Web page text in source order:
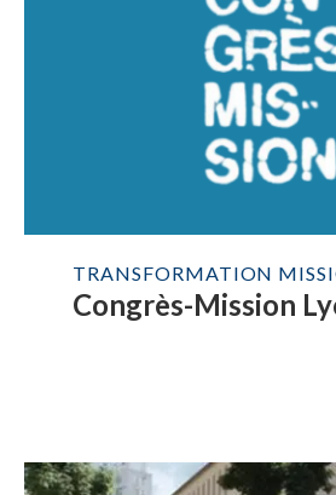
TRANSFORMATION
Congrès-Mission